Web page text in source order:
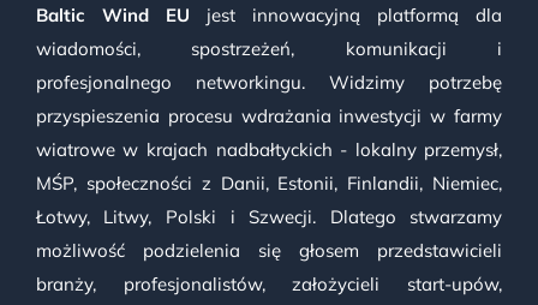
Baltic Wind EU jest innowacyjną platformą dla
wiadomości, spostrzeżeń, komunikacji i
profesjonalnego networkingu. Widzimy potrzebę
przyspieszenia procesu wdrażania inwestycji w farmy
wiatrowe w krajach nadbałtyckich - lokalny przemysł,
MŚP, społeczności z Danii, Estonii, Finlandii, Niemiec,
Łotwy, Litwy, Polski i Szwecji. Dlatego stwarzamy
możliwość podzielenia się głosem przedstawicieli
branży, profesjonalistów, założycieli start-upów,